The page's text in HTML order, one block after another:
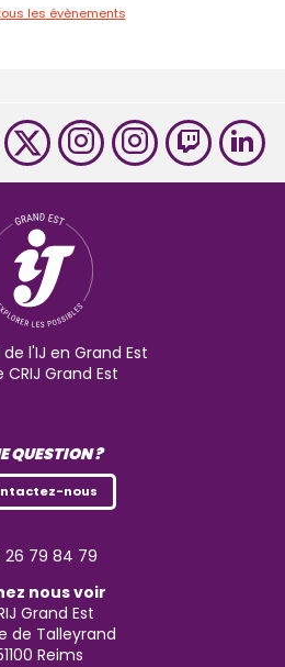
les évènements
l'IJ en Grand Est
CRIJ Grand Est
QUESTION ?
nous
26 79 84 79
nous voir
Grand Est
de Talleyrand
Reims